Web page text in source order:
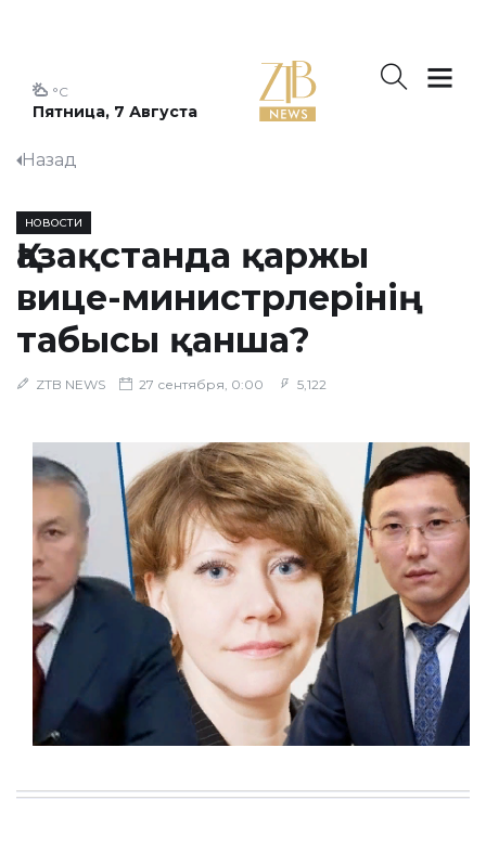
Пятница, 7 Августа
°C
Назад
НОВОСТИ
Қазақстанда қаржы
вице-министрлерінің
табысы қанша?
ZTB NEWS 27 сентября, 0:00 5,122